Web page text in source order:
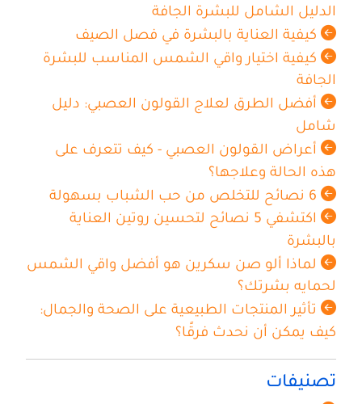
الدليل الشامل للبشرة الجافة
كيفية العناية بالبشرة في فصل الصيف
كيفية اختيار واقي الشمس المناسب للبشرة
الجافة
أفضل الطرق لعلاج القولون العصبي: دليل
شامل
أعراض القولون العصبي - كيف تتعرف على
هذه الحالة وعلاجها؟
6 نصائح للتخلص من حب الشباب بسهولة
اكتشفي 5 نصائح لتحسين روتين العناية
بالبشرة
لماذا ألو صن سكرين هو أفضل واقي الشمس
لحمايه بشرتك؟
تأثير المنتجات الطبيعية على الصحة والجمال:
كيف يمكن أن نحدث فرقًا؟
تصنيفات